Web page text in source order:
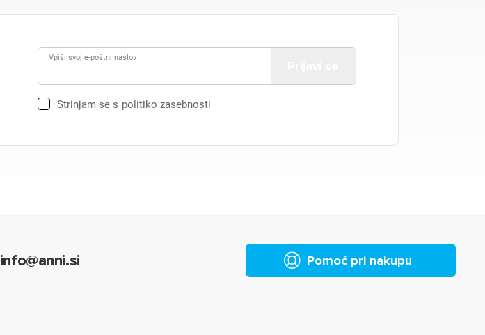
Vpiši svoj e-poštni naslov
Strinjam se s politiko zasebnosti
info@anni.si Pomoč pri nakupu